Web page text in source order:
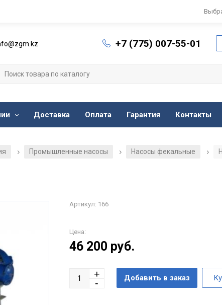
+7 (775) 007-55-01
Доставка Оплата Гарантия Контакты
/ Промышленные насосы / Насосы фекальные /
Артикул: 166
Цена:
46 200 руб.